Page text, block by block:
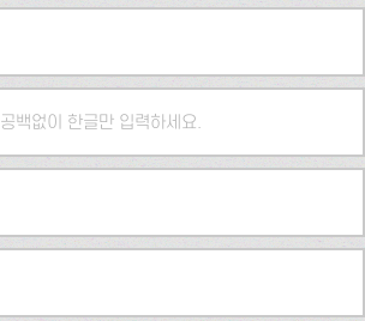
공백없이 한글만 입력하세요.